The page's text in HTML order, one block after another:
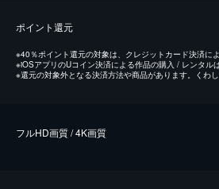
ポイント還元
※40％ポイント還元の対象は、クレジットカード決済に
※iOSアプリのUコイン決済による作品の購入 / レンタル
※還元の対象外となる決済方法や商品があります。くわ
フルHD画質 / 4K画質